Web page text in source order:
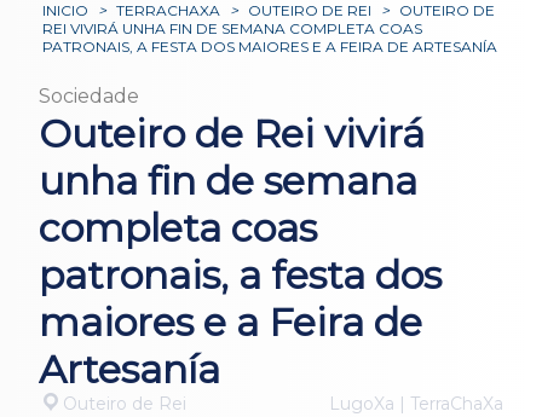
INICIO > TERRACHAXA > OUTEIRO DE REI > OUTEIRO DE
REI VIVIRÁ UNHA FIN DE SEMANA COMPLETA COAS
PATRONAIS, A FESTA DOS MAIORES E A FEIRA DE ARTESANÍA
Sociedade
Outeiro de Rei vivirá
unha fin de semana
completa coas
patronais, a festa dos
maiores e a Feira de
Artesanía
Outeiro de Rei LugoXa | TerraChaXa